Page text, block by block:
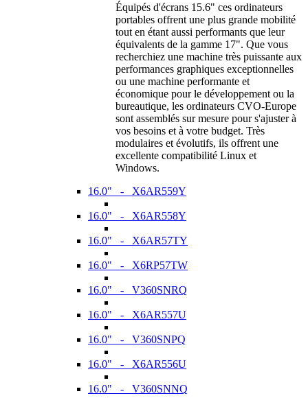
Équipés d'écrans 15.6" ces ordinateurs
portables offrent une plus grande mobilité
tout en étant aussi performants que leur
équivalents de la gamme 17". Que vous
recherchiez une machine très puissante aux
performances graphiques exceptionnelles
ou une machine performante et
économique pour le développement ou la
bureautique, les ordinateurs CVO-Europe
sont assemblés sur mesure pour s'ajuster à
vos besoins et à votre budget. Très
modulaires et évolutifs, ils offrent une
excellente compatibilité Linux et
Windows.
16.0" - X6AR559Y
16.0" - X6AR558Y
16.0" - X6AR57TY
16.0" - X6RP57TW
16.0" - V360SNRQ
16.0" - X6AR557U
16.0" - V360SNPQ
16.0" - X6AR556U
16.0" - V360SNNQ